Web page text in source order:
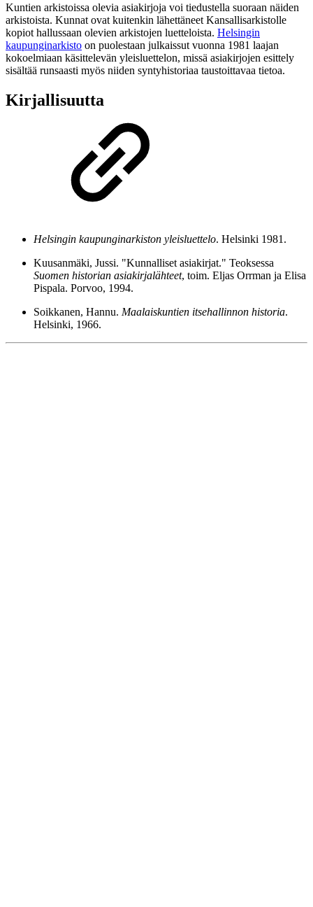
Kuntien arkistoissa olevia asiakirjoja voi tiedustella suoraan näiden
arkistoista. Kunnat ovat kuitenkin lähettäneet Kansallisarkistolle
kopiot hallussaan olevien arkistojen luetteloista. Helsingin
kaupunginarkisto on puolestaan julkaissut vuonna 1981 laajan
kokoelmiaan käsittelevän yleisluettelon, missä asiakirjojen esittely
sisältää runsaasti myös niiden syntyhistoriaa taustoittavaa tietoa.
Kirjallisuutta
Helsingin kaupunginarkiston yleisluettelo. Helsinki 1981.
Kuusanmäki, Jussi. "Kunnalliset asiakirjat." Teoksessa
Suomen historian asiakirjalähteet, toim. Eljas Orrman ja Elisa
Pispala. Porvoo, 1994.
Soikkanen, Hannu. Maalaiskuntien itsehallinnon historia.
Helsinki, 1966.